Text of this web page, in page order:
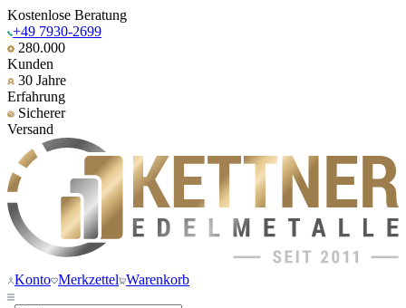
Kostenlose Beratung
+49 7930-2699
280.000
Kunden
30 Jahre
Erfahrung
Sicherer
Versand
Konto Merkzettel Warenkorb